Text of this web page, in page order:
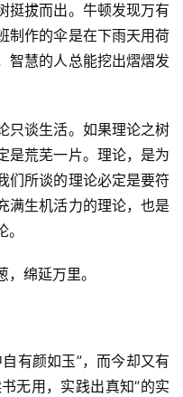
挺拔而出。牛顿发现万有
制作的伞是在下雨天用荷
智慧的人总能挖出熠熠发
只谈生活。如果理论之树
是荒芜一片。理论，是为
们所谈的理论必定是要符
满生机活力的理论，也是
绵延万里。
有颜如玉”，而今却又有
无用，实践出真知”的实